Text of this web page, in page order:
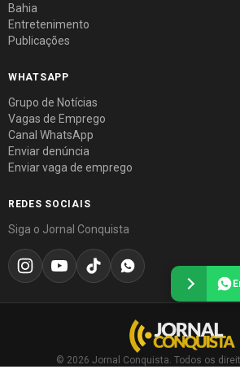
Bahia
Entretenimento
Publicações
WHATSAPP
Grupo de Notícias
Vagas de Emprego
Canal WhatsApp
Enviar denúncia
Enviar vaga de emprego
REDES SOCIAIS
Siga o Jornal Conquista
© 2026 Jornal Conquista. Todos os